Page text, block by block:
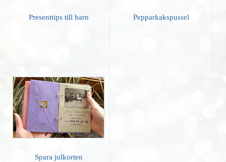
Presenttips till barn Pepparkakspussel
Spara julkorten